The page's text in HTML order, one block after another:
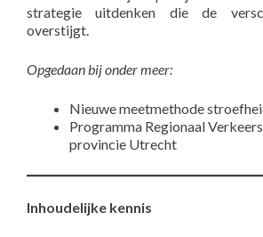
strategie uitdenken die de
overstijgt.
Opgedaan bij onder meer:
Nieuwe meetmethode
Programma Regionaal
provincie Utrecht
Inhoudelijke kennis